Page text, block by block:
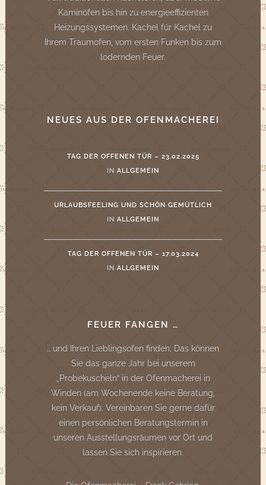
Kaminöfen bis hin zu energieeffizienten
Heizungssystemen. Kachel für Kachel zu
Ihrem Traumofen, vom ersten Funken bis zum
lodernden Feuer.
NEUES AUS DER OFENMACHEREI
TAG DER OFFENEN TÜR – 23.02.2025
IN ALLGEMEIN
URLAUBSFEELING UND SCHÖN GEMÜTLICH
IN ALLGEMEIN
TAG DER OFFENEN TÜR – 17.03.2024
IN ALLGEMEIN
FEUER FANGEN …
… und Ihren Lieblingsofen finden. Das können
Sie das ganze Jahr bei unserem
„Probekuscheln“ in der Ofenmacherei in
Winden (am Wochenende keine Beratung,
kein Verkauf). Vereinbaren Sie gerne dafür
einen persönlichen Beratungstermin in
unseren Ausstellungsräumen vor Ort und
lassen Sie sich inspirieren.